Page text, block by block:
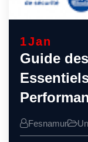
1Jan
Guide
Fesnamur